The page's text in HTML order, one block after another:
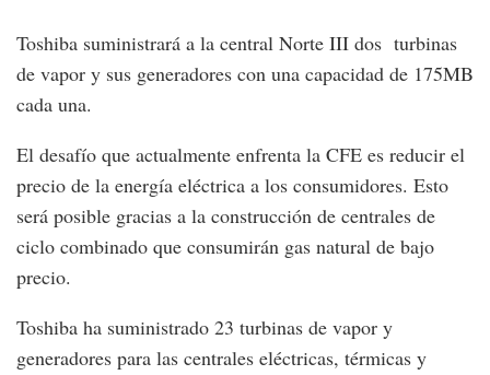
Toshiba suministrará a la central Norte III dos turbinas
de vapor y sus generadores con una capacidad de 175MB
cada una.
El desafío que actualmente enfrenta la CFE es reducir el
precio de la energía eléctrica a los consumidores. Esto
será posible gracias a la construcción de centrales de
ciclo combinado que consumirán gas natural de bajo
precio.
Toshiba ha suministrado 23 turbinas de vapor y
generadores para las centrales eléctricas, térmicas y